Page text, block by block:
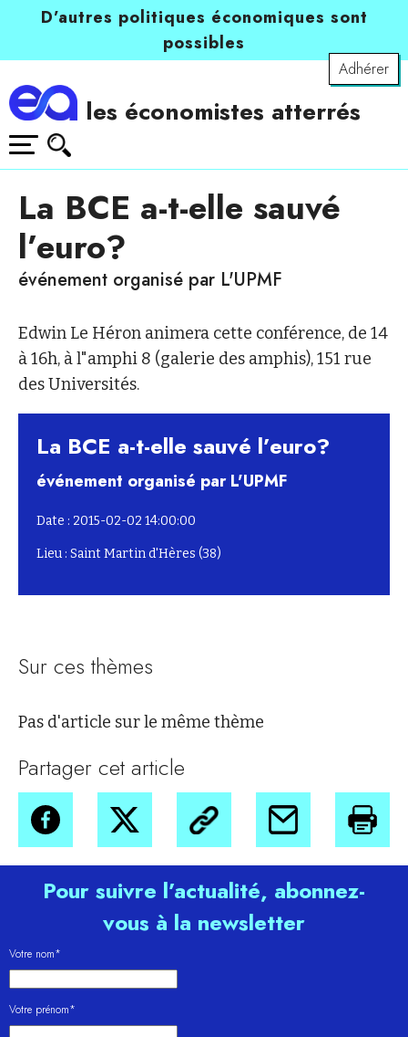
D’autres politiques économiques sont
possibles
Adhérer
les économistes atterrés
La BCE a-t-elle sauvé
l’euro?
événement organisé par L'UPMF
Edwin Le Héron animera cette conférence, de 14
à 16h, à l"amphi 8 (galerie des amphis), 151 rue
des Universités.
La BCE a-t-elle sauvé l’euro?
événement organisé par L'UPMF
Date : 2015-02-02 14:00:00
Lieu : Saint Martin d'Hères (38)
Sur ces thèmes
Pas d'article sur le même thème
Partager cet article
Pour suivre l’actualité, abonnez-
vous à la newsletter
Votre nom*
Votre prénom*